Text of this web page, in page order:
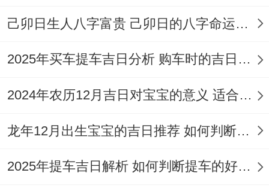
质，体形也好，比一般人更吸引人。年支带
或朋友里有人好看；日支带桃花，配偶模样
俊；时支桃花旺，子女长相出众。印带桃
看；财星带桃花，父亲或妻子好看；食神伤
不少神奇的事儿。
己卯日生人八字富贵 己卯日的八字命运如何
2025年买车提车吉日分析 购车时的吉日与禁忌
2024年农历12月吉日对宝宝的意义 适合龙年宝宝出生的日子有哪些
龙年12月出生宝宝的吉日推荐 如何判断吉日是否适合宝宝
2025年提车吉日解析 如何判断提车的好日子